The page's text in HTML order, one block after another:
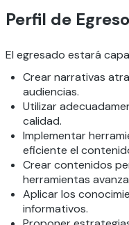
Perfil de Egreso
El egresado estará
Crear narrativas
audiencias.
Utilizar
calidad.
Implementar
eficiente el
Crear contenidos
herramientas
Aplicar los
informativos.